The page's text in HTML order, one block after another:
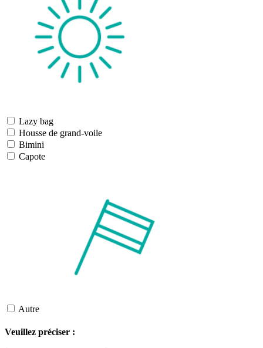
Lazy bag
Housse de grand-voile
Bimini
Capote
Autre
Veuillez préciser :